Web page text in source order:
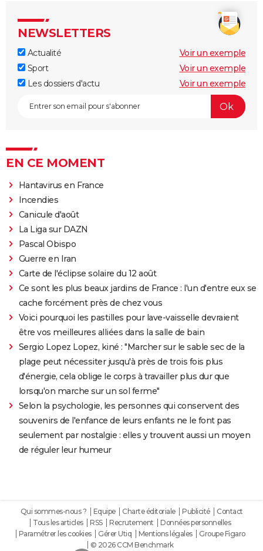
NEWSLETTERS
Actualité
Voir un exemple
Sport
Voir un exemple
Les dossiers d'actu
Voir un exemple
EN CE MOMENT
Hantavirus en France
Incendies
Canicule d'août
La Liga sur DAZN
Pascal Obispo
Guerre en Iran
Carte de l'éclipse solaire du 12 août
Ce sont les plus beaux jardins de France : l'un d'entre eux se
cache forcément près de chez vous
Voici pourquoi les pastilles pour lave-vaisselle devraient
être vos meilleures alliées dans la salle de bain
Sergio Lopez Lopez, kiné : "Marcher sur le sable sec de la
plage peut nécessiter jusqu'à près de trois fois plus
d'énergie, cela oblige le corps à travailler plus dur que
lorsqu'on marche sur un sol ferme"
Selon la psychologie, les personnes qui conservent des
souvenirs de l'enfance de leurs enfants ne le font pas
seulement par nostalgie : elles y trouvent aussi un moyen
de réguler leur humeur
Qui sommes-nous ? Equipe Charte éditoriale Publicité
Contact
Tous les articles
RSS Recrutement
Données personnelles
Paramétrer les cookies
Gérer Utiq Mentions légales
Groupe Figaro
© 2026 CCM Benchmark